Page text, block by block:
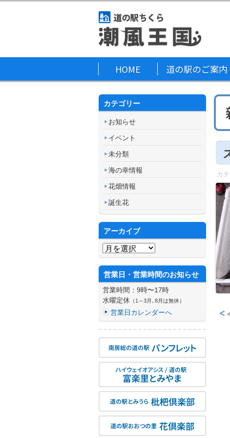
HOME 道の駅のご案内
カ
カテゴリー
お知らせ
イベント
未分類
海の幸情報
花畑情報
誕生花
アーカイブ
アーカイブ
営業日・営業時間のお知らせ
営業時間：9時〜17時
水曜定休 （1～3月､8月は無休）
営業日カレンダーへ
南房総の道の駅 パンフレット
ハイウェイオアシス / 道の駅
富楽里とみやま
道の駅とみうら 枇杷倶楽部
道の駅おおつの里 花倶楽部